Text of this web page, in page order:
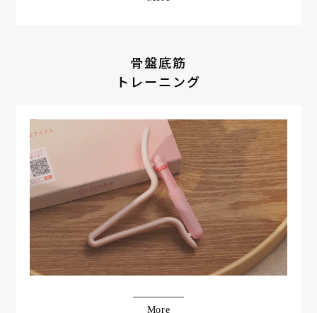
骨盤底筋
トレーニング
More